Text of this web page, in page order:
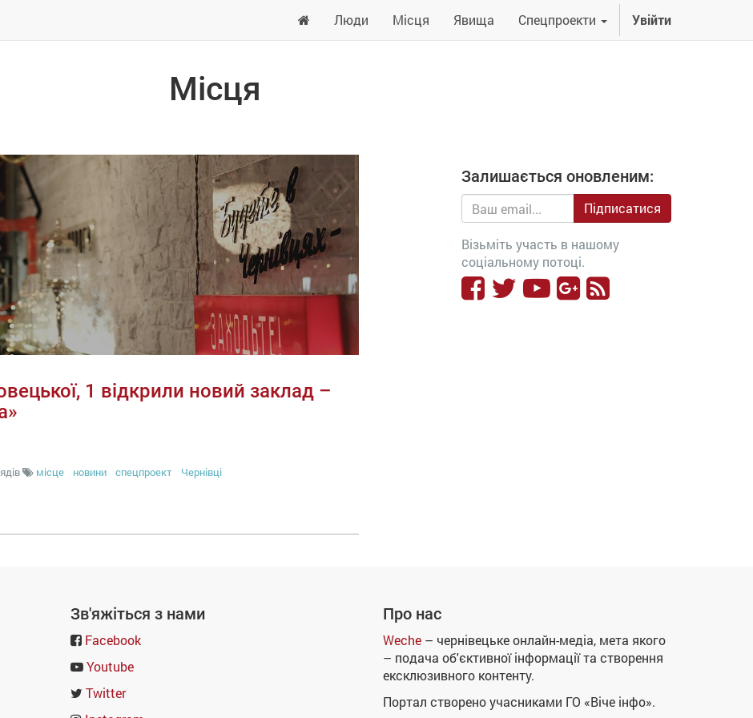
Люди Місця Явища Спецпроекти Увійти
Місця
1 відкрили новий заклад –
місце новини спецпроект Чернівці
Залишається оновленим:
Підписатися
Візьміть участь в нашому
соціальному потоці.
Зв'яжіться з нами
Facebook
Youtube
Twitter
Про нас
Weche – чернівецьке онлайн-медіа, мета якого
– подача об'єктивної інформації та створення
ексклюзивного контенту.
Портал створено учасниками ГО «Віче інфо».